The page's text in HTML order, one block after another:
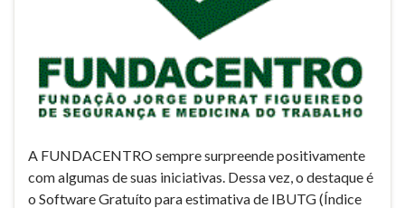
A FUNDACENTRO sempre surpreende positivamente
com algumas de suas iniciativas. Dessa vez, o destaque é
o Software Gratuíto para estimativa de IBUTG (Índice